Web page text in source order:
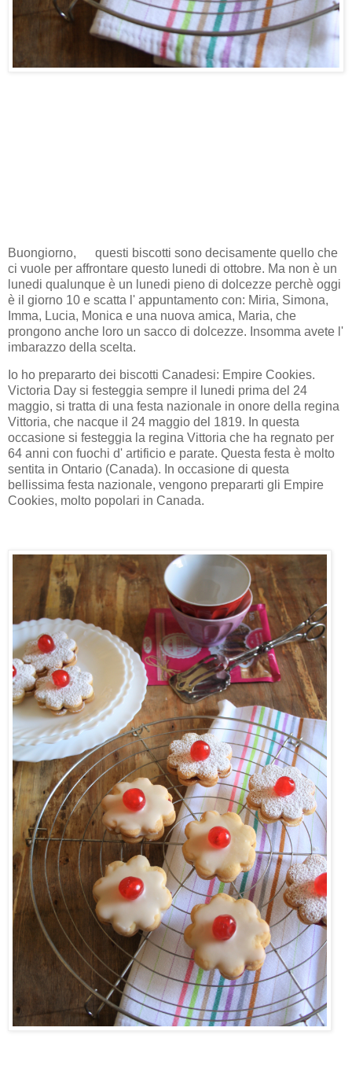
Buongiorno, questi biscotti sono decisamente quello che
ci vuole per affrontare questo lunedi di ottobre. Ma non è un
lunedi qualunque è un lunedi pieno di dolcezze perchè oggi
è il giorno 10 e scatta l' appuntamento con: Miria, Simona,
Imma, Lucia, Monica e una nuova amica, Maria, che
prongono anche loro un sacco di dolcezze. Insomma avete l'
imbarazzo della scelta.
Io ho prepararto dei biscotti Canadesi: Empire Cookies.
Victoria Day si festeggia sempre il lunedi prima del 24
maggio, si tratta di una festa nazionale in onore della regina
Vittoria, che nacque il 24 maggio del 1819. In questa
occasione si festeggia la regina Vittoria che ha regnato per
64 anni con fuochi d' artificio e parate. Questa festa è molto
sentita in Ontario (Canada). In occasione di questa
bellissima festa nazionale, vengono prepararti gli Empire
Cookies, molto popolari in Canada.